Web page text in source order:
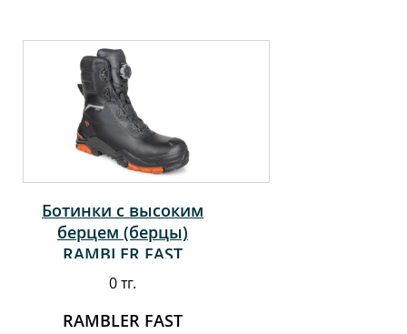
Ботинки с высоким
берцем (берцы)
RAMBLER FAST
0 тг.
RAMBLER FAST